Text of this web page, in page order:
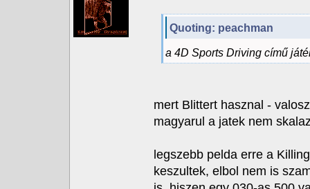
Quoting: peachman
a 4D Sports Driving című
mert Blittert hasznal -
magyarul a jatek nem
legszebb pelda erre a
keszultek, elbol nem is